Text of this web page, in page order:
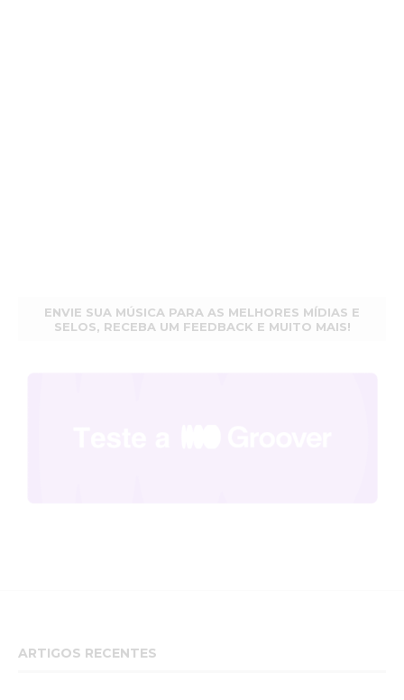
ENVIE SUA MÚSICA PARA AS MELHORES MÍDIAS E
SELOS, RECEBA UM FEEDBACK E MUITO MAIS!
ARTIGOS RECENTES